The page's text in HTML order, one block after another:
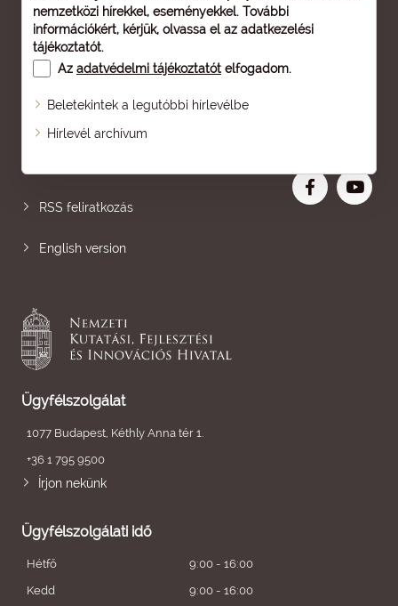
nemzetközi hírekkel, eseményekkel. További
információkért, kérjük, olvassa el az adatkezelési
tájékoztatót.
Az adatvédelmi tájékoztatót elfogadom.
Beletekintek a legutóbbi hírlevélbe
Hírlevél archívum
Oldaltérkép
RSS feliratkozás
English version
Ügyfélszolgálat
1077 Budapest, Kéthly Anna tér 1.
+36 1 795 9500
Írjon nekünk
Ügyfélszolgálati idő
Hétfő
9:00 - 16:00
Kedd
9:00 - 16:00